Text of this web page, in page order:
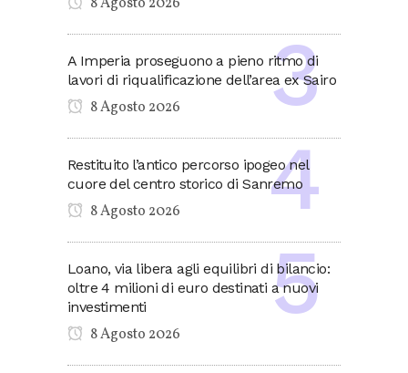
A Imperia proseguono a pieno ritmo di
lavori di riqualificazione dell’area ex Sairo
8 Agosto 2026
Restituito l’antico percorso ipogeo nel
cuore del centro storico di Sanremo
8 Agosto 2026
Loano, via libera agli equilibri di bilancio:
oltre 4 milioni di euro destinati a nuovi
investimenti
8 Agosto 2026